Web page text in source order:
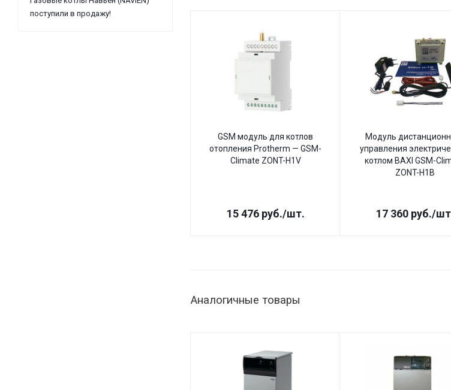
GSM модуль для котлов
отопления Protherm — GSM-
Climate ZONT-H1V
15 476руб./шт.
Модуль
управления
котлом BAXI GSM-
ZONT-H1B
17 360руб./
Аналогичные товары
поступили в продажу!